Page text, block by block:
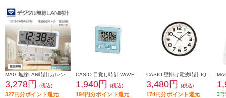
3,278円 (税込)
327円分ポイント還元
1,940円 (税込)
194円分ポイント還元
3,480円 (税込)
174円分ポイント還元 3営